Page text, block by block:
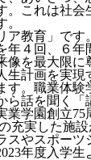
。これは社会
教育」です
年４回、６年
を最大限に
生計画を実
す。職業体
ら話を聞く「
業学園創立75
充実した施
スやスポー
年度入学